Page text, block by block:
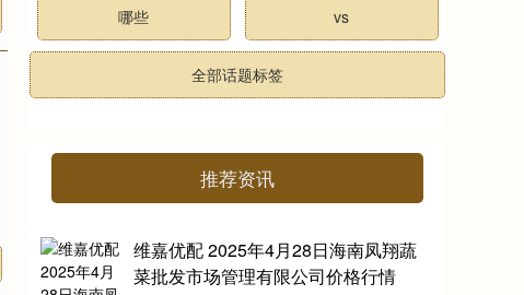
哪些 vs
全部话题标签
推荐资讯
维嘉优配 2025年4月28日海南凤翔蔬
菜批发市场管理有限公司价格行情